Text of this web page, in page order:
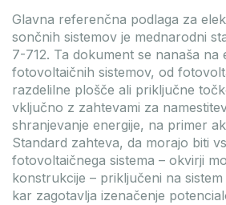
Glavna referenčna podlaga za
sončnih sistemov je mednarodni
7-712. Ta dokument se nanaša na
fotovoltaičnih sistemov, od
razdelilne plošče ali priključne
vključno z zahtevami za
shranjevanje energije, na primer
Standard zahteva, da morajo biti
fotovoltaičnega sistema – okvirji
konstrukcije – priključeni na
kar zagotavlja izenačenje